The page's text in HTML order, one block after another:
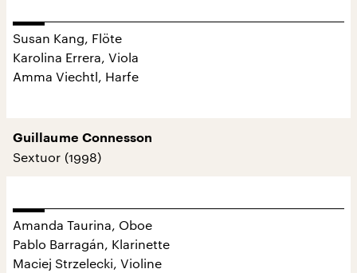
Susan Kang, Flöte
Karolina Errera, Viola
Amma Viechtl, Harfe
Guillaume Connesson
Sextuor (1998)
Amanda Taurina, Oboe
Pablo Barragán, Klarinette
Maciej Strzelecki, Violine